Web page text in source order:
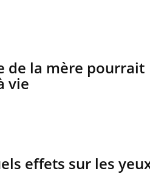
de la mère pourrait
vie
effets sur les